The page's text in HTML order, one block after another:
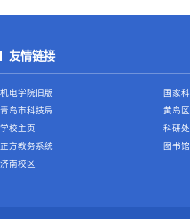
友情链接
机电学院旧版 国家
青岛市科技局
黄岛
学校主页
科研处
正方教务系统
图书馆
济南校区